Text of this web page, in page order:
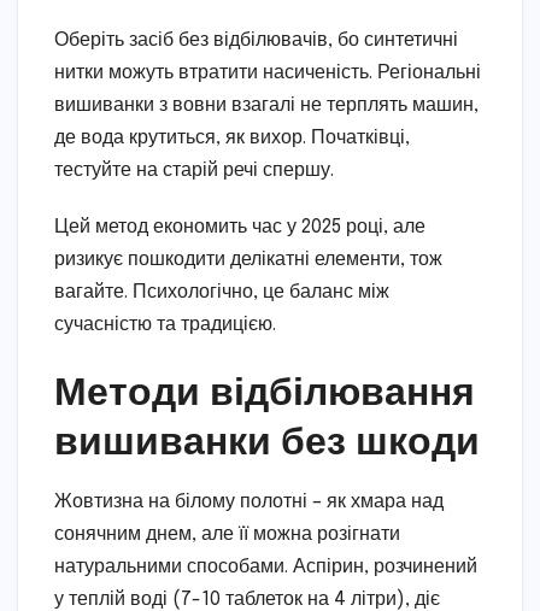
Оберіть засіб без відбілювачів, бо синтетичні
нитки можуть втратити насиченість. Регіональні
вишиванки з вовни взагалі не терплять машин,
де вода крутиться, як вихор. Початківці,
тестуйте на старій речі спершу.
Цей метод економить час у 2025 році, але
ризикує пошкодити делікатні елементи, тож
вагайте. Психологічно, це баланс між
сучасністю та традицією.
Методи відбілювання
вишиванки без шкоди
Жовтизна на білому полотні – як хмара над
сонячним днем, але її можна розігнати
натуральними способами. Аспірин, розчинений
у теплій воді (7-10 таблеток на 4 літри), діє